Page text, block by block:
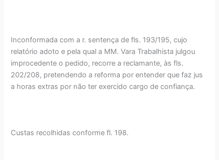
Inconformada com a r. sentença de fls. 193/195, cujo
relatório adoto e pela qual a MM. Vara Trabalhista julgou
improcedente o pedido, recorre a reclamante, às fls.
202/208, pretendendo a reforma por entender que faz jus
a horas extras por não ter exercido cargo de confiança.
Custas recolhidas conforme fl. 198.